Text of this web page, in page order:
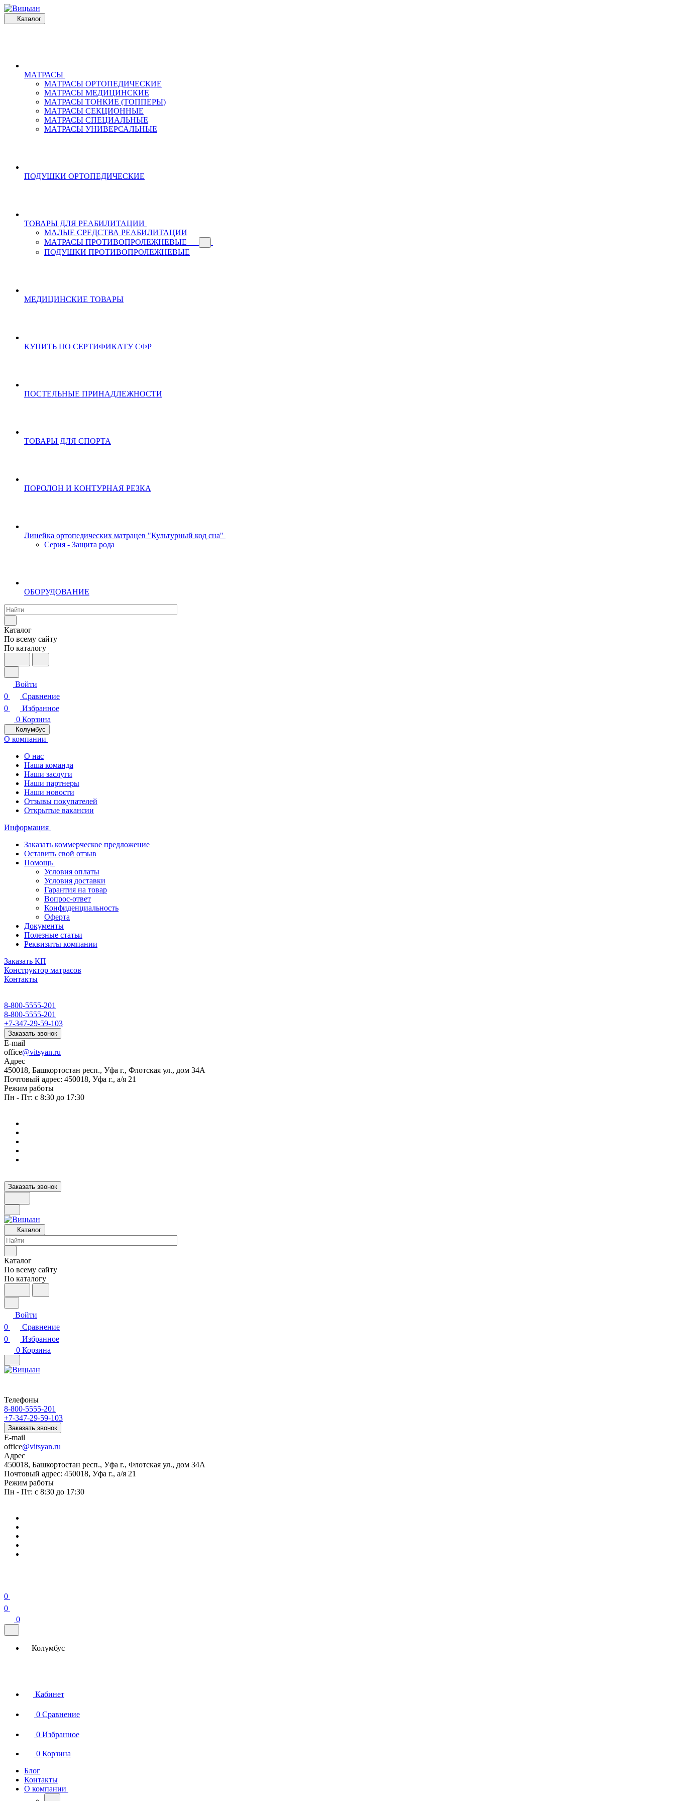
Каталог
МАТРАСЫ
МАТРАСЫ ОРТОПЕДИЧЕСКИЕ
МАТРАСЫ МЕДИЦИНСКИЕ
МАТРАСЫ ТОНКИЕ (ТОППЕРЫ)
МАТРАСЫ СЕКЦИОННЫЕ
МАТРАСЫ СПЕЦИАЛЬНЫЕ
МАТРАСЫ УНИВЕРСАЛЬНЫЕ
ПОДУШКИ ОРТОПЕДИЧЕСКИЕ
ТОВАРЫ ДЛЯ РЕАБИЛИТАЦИИ
МАЛЫЕ СРЕДСТВА РЕАБИЛИТАЦИИ
МАТРАСЫ ПРОТИВОПРОЛЕЖНЕВЫЕ
ПОДУШКИ ПРОТИВОПРОЛЕЖНЕВЫЕ
МЕДИЦИНСКИЕ ТОВАРЫ
КУПИТЬ ПО СЕРТИФИКАТУ СФР
ПОСТЕЛЬНЫЕ ПРИНАДЛЕЖНОСТИ
ТОВАРЫ ДЛЯ СПОРТА
ПОРОЛОН И КОНТУРНАЯ РЕЗКА
Линейка ортопедических матрацев "Культурный код сна"
Серия - Защита рода
ОБОРУДОВАНИЕ
Каталог
По всему сайту
По каталогу
Войти
0
Сравнение
0
Избранное
0 Корзина
Колумбус
О компании
О нас
Наша команда
Наши заслуги
Наши партнеры
Наши новости
Отзывы покупателей
Открытые вакансии
Информация
Заказать коммерческое предложение
Оставить свой отзыв
Помощь
Условия оплаты
Условия доставки
Гарантия на товар
Вопрос-ответ
Конфиденциальность
Оферта
Документы
Полезные статьи
Реквизиты компании
Заказать КП
Конструктор матрасов
Контакты
8-800-5555-201
8-800-5555-201
+7-347-29-59-103
Заказать звонок
E-mail
office@vitsyan.ru
Адрес
450018, Башкортостан респ., Уфа г., Флотская ул., дом 34А
Почтовый адрес: 450018, Уфа г., а/я 21
Режим работы
Пн - Пт: с 8:30 до 17:30
Заказать звонок
Каталог
Каталог
По всему сайту
По каталогу
Войти
0
Сравнение
0
Избранное
0 Корзина
Телефоны
8-800-5555-201
+7-347-29-59-103
Заказать звонок
E-mail
office@vitsyan.ru
Адрес
450018, Башкортостан респ., Уфа г., Флотская ул., дом 34А
Почтовый адрес: 450018, Уфа г., а/я 21
Режим работы
Пн - Пт: с 8:30 до 17:30
0
0
0
Колумбус
Кабинет
0 Сравнение
0 Избранное
0 Корзина
Блог
Контакты
О компании